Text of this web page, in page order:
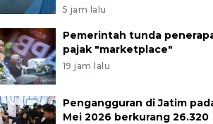
5 jam lalu
Pemerintah tunda
pajak "marketplace"
19 jam lalu
Pengangguran di Jatim
Mei 2026 berkurang 26.320